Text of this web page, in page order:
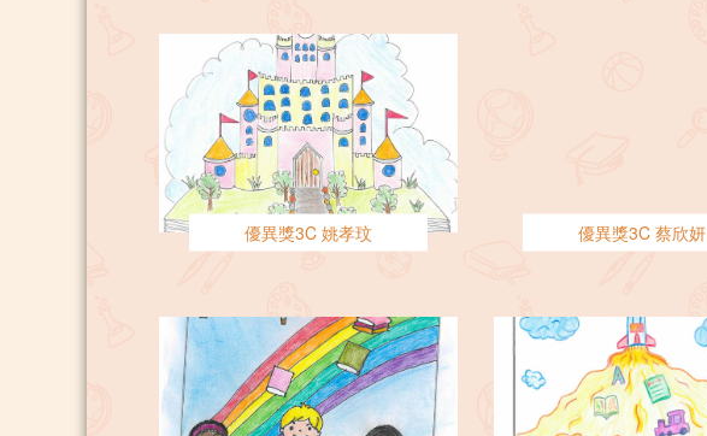
優異獎3C 姚孝玟 優異獎3C 蔡欣妍